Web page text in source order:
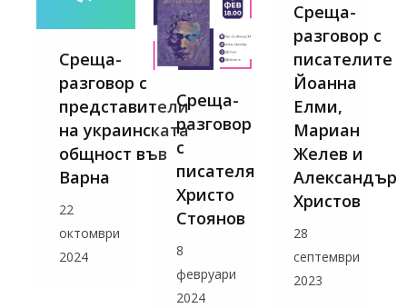
Среща-
разговор с
представители
на украинската
общност във
Варна
22
октомври
2024
Среща-
разговор
с
писателя
Христо
Стоянов
8
февруари
2024
Среща-
разговор с
писателите
Йоанна
Елми,
Мариан
Желев и
Александър
Христов
28
септември
2023